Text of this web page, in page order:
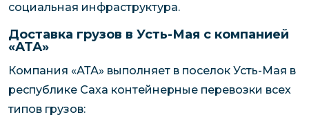
социальная инфраструктура.
Доставка грузов в Усть-Мая с компанией
«АТА»
Компания «АТА» выполняет в поселок Усть-Мая в
республике Саха контейнерные перевозки всех
типов грузов: